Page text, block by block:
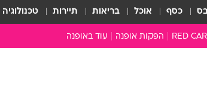
כסף אוכל בריאות תיירות טכנולוגיה
RED הפקות אופנה עוד באופנה